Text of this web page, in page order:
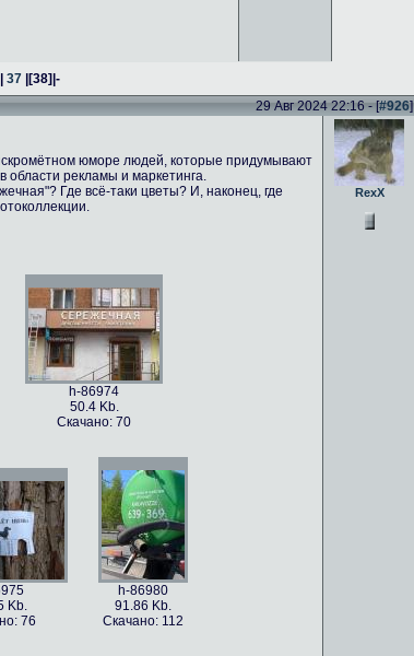
| 37 |[38]|-
29 Авг 2024 22:16 - [#926]
юморе людей, которые придумывают
области рекламы и маркетинга.
Где всё-таки цветы? И, наконец, где
h-86974
50.4 Kb.
Скачано: 70
Kb.
76
h-86980
91.86 Kb.
Скачано: 112
RexX